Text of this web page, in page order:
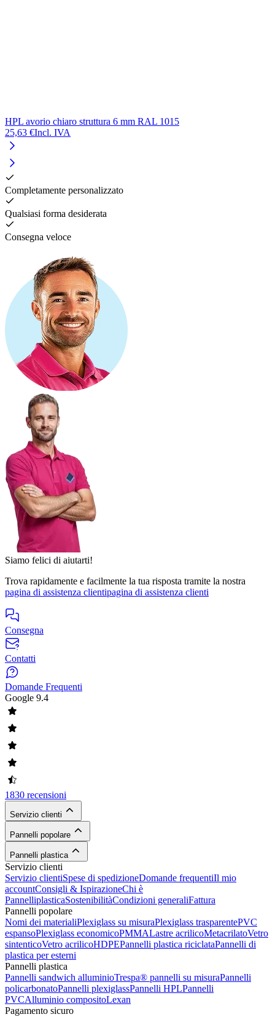
HPL avorio chiaro struttura 6 mm RAL 1015
25,63 €Incl. IVA
Completamente personalizzato
Qualsiasi forma desiderata
Consegna veloce
Siamo felici di aiutarti!
Trova rapidamente e facilmente la tua risposta tramite la nostra
pagina di assistenza clientipagina di assistenza clienti
Consegna
Contatti
Domande Frequenti
Google 9.4
1830 recensioni
Servizio clienti
Pannelli popolare
Pannelli plastica
Servizio clienti
Servizio clientiSpese di spedizioneDomande frequentiIl mio
accountConsigli & IspirazioneChi è
PannelliplasticaSostenibilitàCondizioni generaliFattura
Pannelli popolare
Nomi dei materialiPlexiglass su misuraPlexiglass trasparentePVC
espansoPlexiglass economicoPMMALastre acrilicoMetacrilatoVetro
sintenticoVetro acrilicoHDPEPannelli plastica riciclataPannelli di
plastica per esterni
Pannelli plastica
Pannelli sandwich alluminioTrespa® pannelli su misuraPannelli
policarbonatoPannelli plexiglassPannelli HPLPannelli
PVCAlluminio compositoLexan
Pagamento sicuro